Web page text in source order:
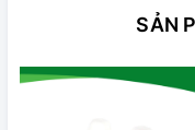
SẢN